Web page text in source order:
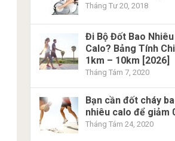
Tháng Tư 20, 2018
Đi Bộ Đốt Bao Nhiêu
Calo? Bảng Tính
1km – 10km [2026]
Tháng Tám 7, 2020
Bạn cần đốt cháy
nhiêu calo để giảm
Tháng Tám 24, 2020